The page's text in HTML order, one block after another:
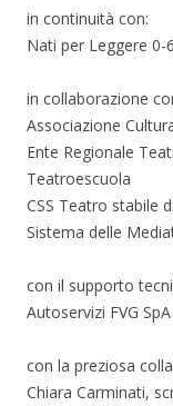
in continuità con:
Nati per Leggere 0-
in collaborazione
Associazione
Ente Regionale
Teatroescuola
CSS Teatro stabile
Sistema delle
con il supporto
Autoservizi FVG
con la preziosa
Chiara Carminati,